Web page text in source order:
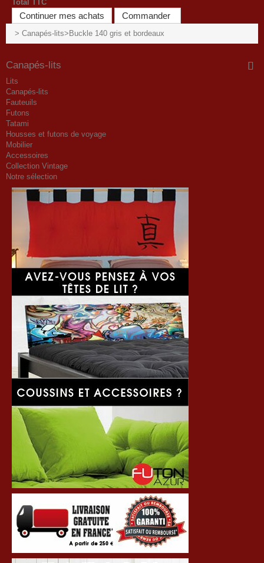
Total TTC
Continuer mes achats Commander
> Canapés-lits> Buckle 140 gris et bordeaux
Canapés-lits
Lits
Canapés-lits
Fauteuils
Futons
Tatami
Housses et futons de voyage
Mobilier
Accessoires
Collection Vintage
Notre sélection